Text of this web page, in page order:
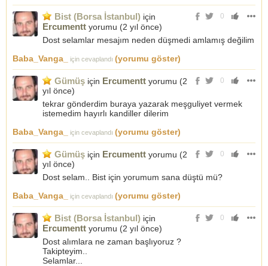
0
Bist (Borsa İstanbul) için
Ercumentt yorumu (2 yıl önce)
Dost selamlar mesajım neden düşmedi amlamış değilim
Baba_Vanga_
için cevaplandı (yorumu göster)
0
Gümüş için Ercumentt yorumu (2
yıl önce)
tekrar gönderdim buraya yazarak meşguliyet vermek
istemedim hayırlı kandiller dilerim
Baba_Vanga_
için cevaplandı (yorumu göster)
0
Gümüş için Ercumentt yorumu (2
yıl önce)
Dost selam.. Bist için yorumum sana düştü mü?
Baba_Vanga_
için cevaplandı (yorumu göster)
0
Bist (Borsa İstanbul) için
Ercumentt yorumu (2 yıl önce)
Dost alımlara ne zaman başlıyoruz ?
Takipteyim..
Selamlar...